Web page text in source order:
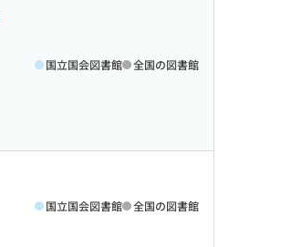
国立国会図書館 全国の図書館
国立国会図書館 全国の図書館